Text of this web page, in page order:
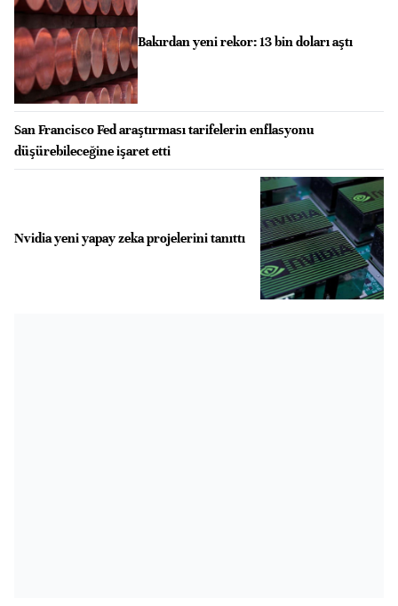
Bakırdan yeni rekor: 13 bin doları aştı
San Francisco Fed araştırması tarifelerin enflasyonu
düşürebileceğine işaret etti
Nvidia yeni yapay zeka projelerini tanıttı